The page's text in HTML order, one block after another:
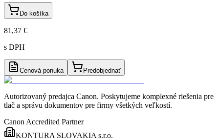
Do košíka
81,37 €
s DPH
Cenová ponuka Predobjednať
Autorizovaný predajca Canon. Poskytujeme komplexné riešenia pre
tlač a správu dokumentov pre firmy všetkých veľkostí.
Canon Accredited Partner
KONTURA SLOVAKIA s.r.o.